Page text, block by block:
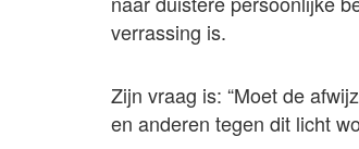
verrassing is.
Zijn vraag is: “Moet de
en anderen tegen dit licht